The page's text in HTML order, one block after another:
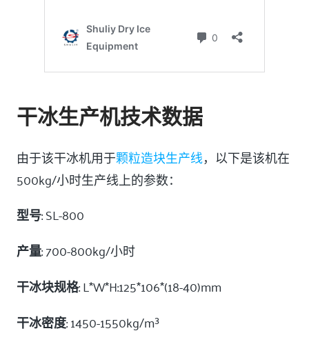
干冰生产机技术数据
由于该干冰机用于颗粒造块生产线，以下是该机在
500kg/小时生产线上的参数：
型号: SL-800
产量: 700-800kg/小时
干冰块规格: L*W*H:125*106*(18-40)mm
干冰密度: 1450-1550kg/m³